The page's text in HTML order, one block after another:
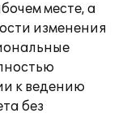
месте, а
изменения
к ведению
без